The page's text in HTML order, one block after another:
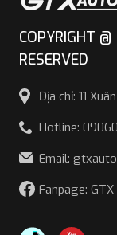
COPYRIGHT
RESERVED
Địa chỉ: 11
Hotline:
Email:
Fanpage: